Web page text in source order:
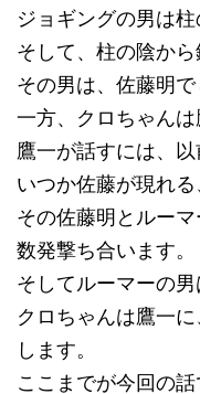
ジョギングの男は柱
そして、柱の陰から
その男は、佐藤明で
一方、クロちゃんは
鷹一が話すには、以
いつか佐藤が現れる
その佐藤明とルー
数発撃ち合います。
そしてルーマーの男
クロちゃんは鷹一
します。
ここまでが今回の話